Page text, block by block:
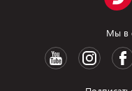
Мы в